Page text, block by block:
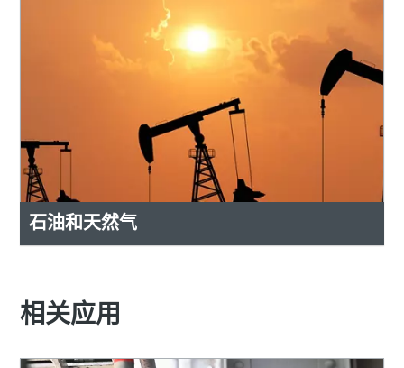
石油和天然气
相关应用